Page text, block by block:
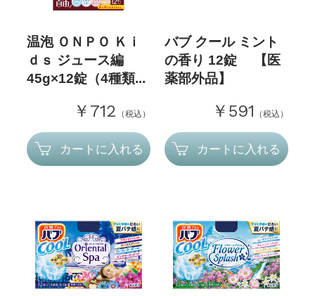
温泡 ＯＮＰＯ Ｋｉ
ｄｓ ジュース編
45g×12錠（4種類...
￥712 （税込）
カートに入れる
バブ クール ミント
の香り 12錠 【医
薬部外品】
￥591 （税込）
カートに入れる